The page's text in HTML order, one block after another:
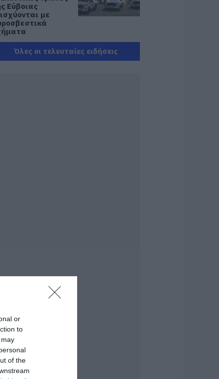
or
to
of the
Εύβοιας
με
ανασύρθηκε
λουόμενος
| 14:00
πανηγύρι
Όλες οι τελευταίες ειδήσεις